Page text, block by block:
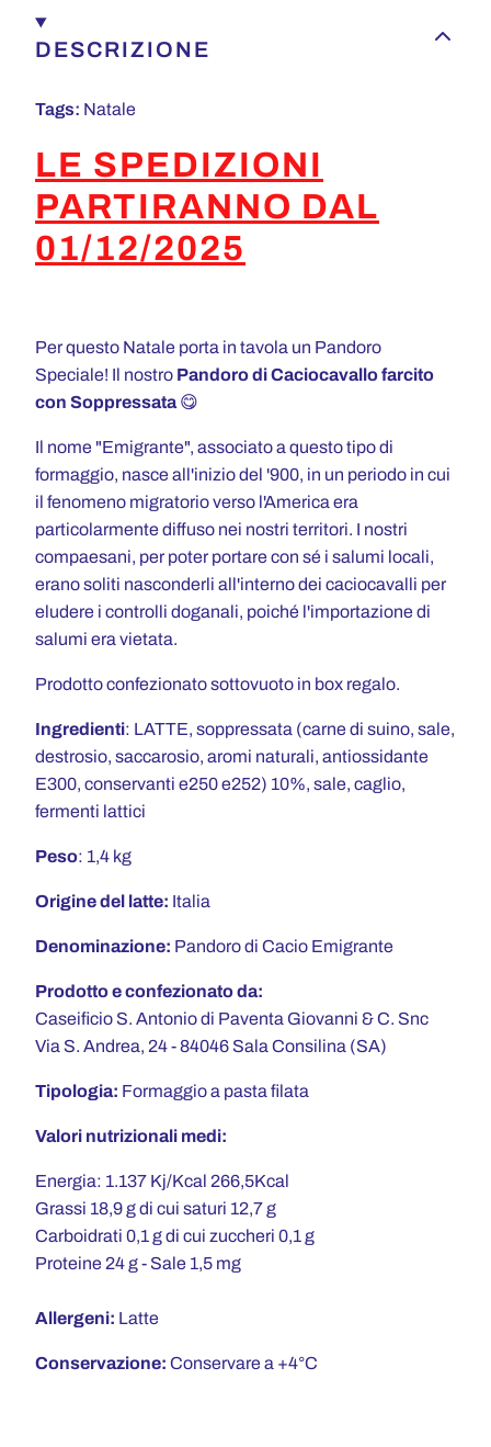
DESCRIZIONE
Tags: Natale
LE SPEDIZIONI
PARTIRANNO DAL
01/12/2025
Per questo Natale porta in tavola un Pandoro
Speciale! Il nostro Pandoro di Caciocavallofarcito
con Soppressata 😋
Il nome "Emigrante", associato a questo tipo di
formaggio, nasce all'inizio del '900, in un periodo in cui
il fenomeno migratorio verso l'America era
particolarmente diffuso nei nostri territori. I nostri
compaesani, per poter portare con sé i salumi locali,
erano soliti nasconderli all'interno dei caciocavalli per
eludere i controlli doganali, poiché l'importazione di
salumi era vietata.
Prodotto confezionato sottovuoto in box regalo.
Ingredienti: LATTE, soppressata (carne di suino, sale,
destrosio, saccarosio, aromi naturali, antiossidante
E300, conservanti e250 e252) 10%, sale, caglio,
fermenti lattici
Peso: 1,4 kg
Origine del latte: Italia
Denominazione: Pandoro di Cacio Emigrante
Prodotto e confezionato da:
Caseificio S. Antonio di Paventa Giovanni & C. Snc
Via S. Andrea, 24 - 84046 Sala Consilina (SA)
Tipologia: Formaggio a pasta filata
Valori nutrizionali medi:
Energia: 1.137 Kj/Kcal 266,5Kcal
Grassi 18,9 g di cui saturi 12,7 g
Carboidrati 0,1 g di cui zuccheri 0,1 g
Proteine 24 g - Sale 1,5 mg
Allergeni: Latte
Conservazione: Conservare a +4°C